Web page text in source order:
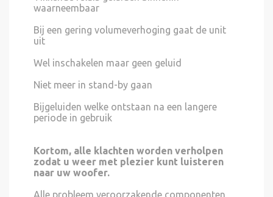
waarneembaar
Bij een gering volumeverhoging gaat de unit
uit
Wel inschakelen maar geen geluid
Niet meer in stand-by gaan
Bijgeluiden welke ontstaan na een langere
periode in gebruik
Kortom, alle klachten worden verholpen
zodat u weer met plezier kunt luisteren
naar uw woofer.
Alle probleem veroorzakende componenten